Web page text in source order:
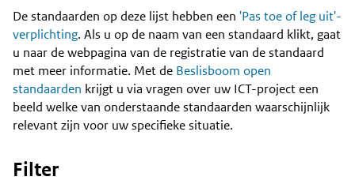
Content
De standaarden op deze lijst hebben een 'Pas toe of leg uit'-
verplichting. Als u op de naam van een standaard klikt, gaat
u naar de webpagina van de registratie van de standaard
met meer informatie. Met de Beslisboom open
standaarden krijgt u via vragen over uw ICT-project een
beeld welke van onderstaande standaarden waarschijnlijk
relevant zijn voor uw specifieke situatie.
Filter